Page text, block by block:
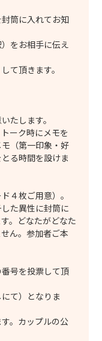
筒に入れてお知
をお相手に伝え
て頂きます。
たします。
ーク時にメモを
（第一印象・好
る時間を設けま
４枚ご用意）。
た異性に封筒に
。どなたがどなた
ん。参加者ご本
号を投票して頂
て）となりま
。カップルの公